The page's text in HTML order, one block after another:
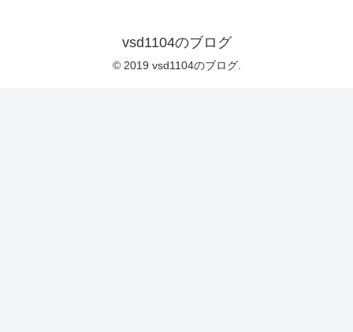
vsd1104のブログ
© 2019 vsd1104のブログ.